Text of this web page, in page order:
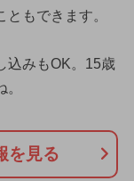
もできます。
込みもOK。15歳
を見る